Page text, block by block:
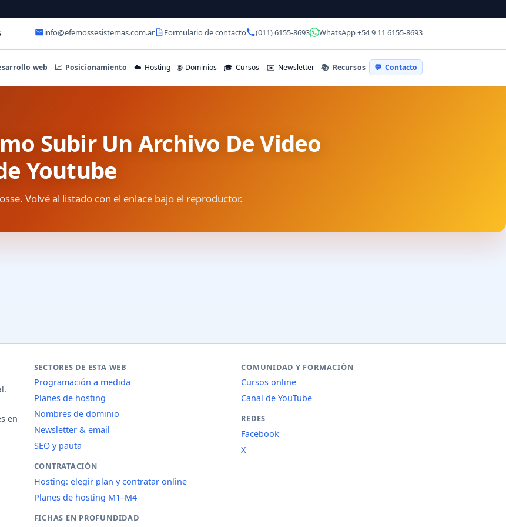
info@efemossesistemas.com.ar Formulario de contacto (011) 6155-8693 WhatsApp +54 9 11 6155-8693
web 📈 Posicionamiento ☁️ Hosting 🌐 Dominios 🎓 Cursos ✉️ Newsletter 📚 Recursos 💬 Contacto
Subir Un Archivo De Video
Youtube
Volvé al listado con el enlace bajo el reproductor.
en
SECTORES DE ESTA WEB
Programación a medida
Planes de hosting
Nombres de dominio
Newsletter & email
SEO y pauta
CONTRATACIÓN
Hosting: elegir plan y contratar online
Planes de hosting M1–M4
FICHAS EN PROFUNDIDAD
COMUNIDAD Y FORMACIÓN
Cursos online
Canal de YouTube
REDES
Facebook
X